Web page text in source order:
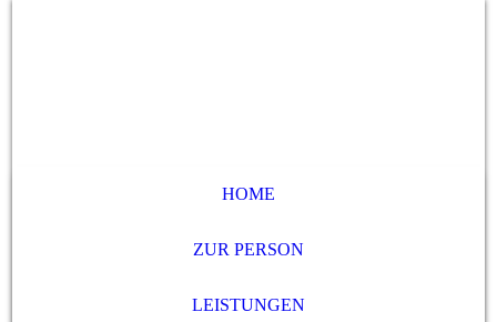
HOME
ZUR PERSON
LEISTUNGEN